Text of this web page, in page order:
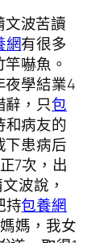
波苦讀
網有很多
嚇魚。
夜學結業4
辭，只包
和病友的
下患病后
7次，出
波說，
持包養網
媽，我女